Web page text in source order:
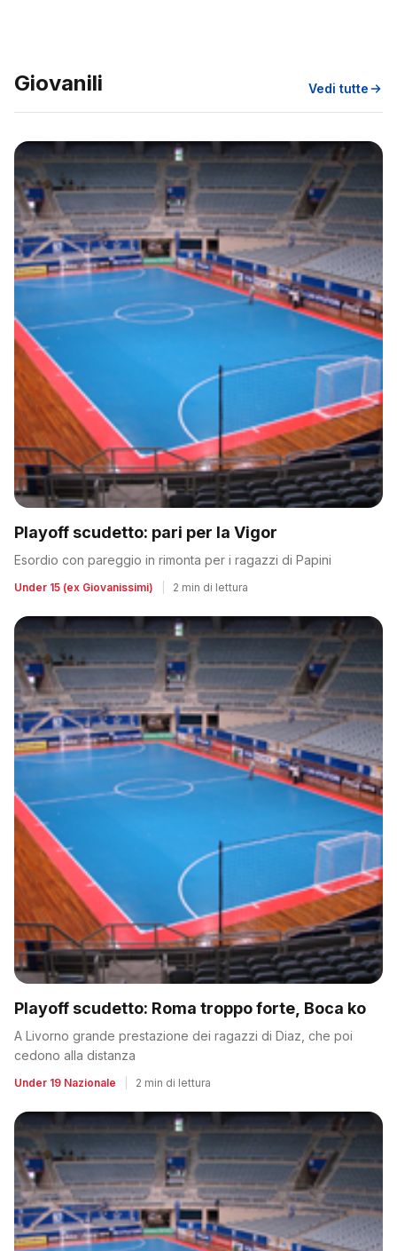
Giovanili Vedi tutte
Playoff scudetto: pari per la Vigor
Esordio con pareggio in rimonta per i ragazzi di Papini
Under 15 (ex Giovanissimi) 2 min di lettura
Playoff scudetto: Roma troppo forte, Boca ko
A Livorno grande prestazione dei ragazzi di Diaz, che poi
cedono alla distanza
Under 19 Nazionale 2 min di lettura